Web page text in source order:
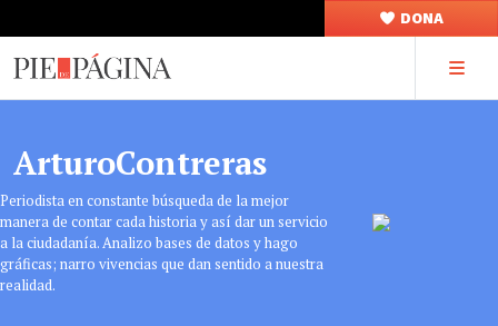
DONA
ArturoContreras
Periodista en constante búsqueda de la mejor
manera de contar cada historia y así dar un servicio
a la ciudadanía. Analizo bases de datos y hago
gráficas; narro vivencias que dan sentido a nuestra
realidad.